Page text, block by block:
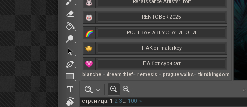
Renaissance Artists: 'bott
RENTOBER 2025
РОЛЕВАЯ АВГУСТА: ИТОГИ
ПАК от malarkey
ПАК от сурикат
РЕНМАЙ
РОЛЕВАЯ МАРТА: ИТОГИ
blanche– dream thief– nemesis– prague walks– thirdkingdom
»
страница: 1 2 3 … 100 »